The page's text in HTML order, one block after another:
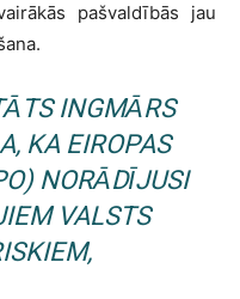
pašvaldībās jau
INGMĀRS
KA EIROPAS
NORĀDĪJUSI
VALSTS